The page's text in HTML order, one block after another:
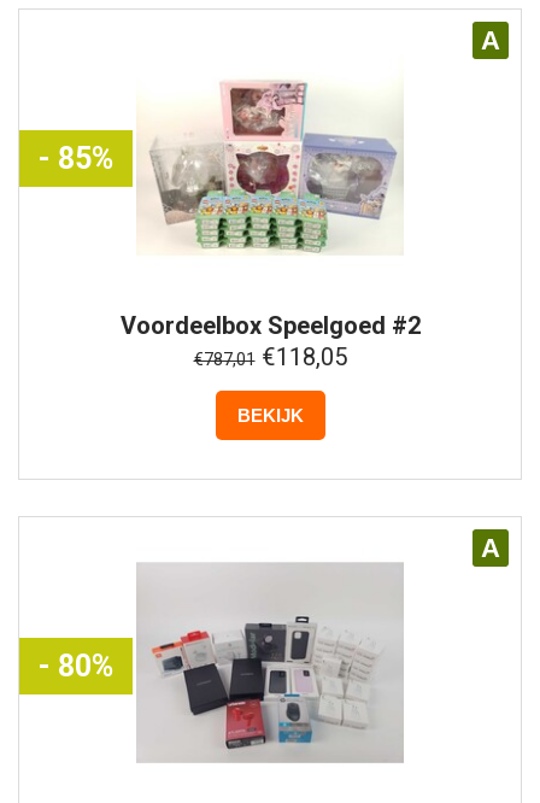
A
- 85%
VoordeelboxSpeelgoed #2
€787,01€118,05
BEKIJK
A
- 80%